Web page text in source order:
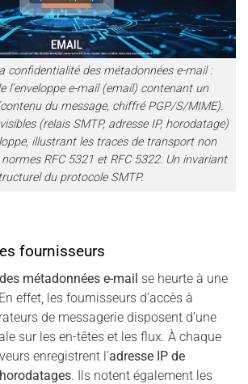
confidentialité des métadonnées e-mail :
l’enveloppe e-mail (email) contenant un
du message, chiffré PGP/S/MIME).
(relais SMTP, adresse IP, horodatage)
illustrant les traces de transport non
RFC 5321 et RFC 5322. Un invariant
du protocole SMTP.
fournisseurs
métadonnées e-mail se heurte à une
effet, les fournisseurs d’accès à
de messagerie disposent d’une
sur les en-têtes et les flux. À chaque
enregistrent l’adresse IP de
horodatages. Ils notent également les